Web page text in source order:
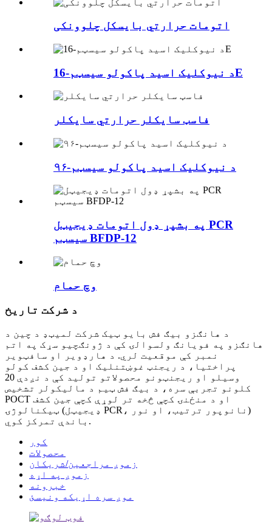
اتومات حرارتي بایسکل چلوونکی
د نیوکلیک اسید پاکولو سیسټم-16E
فاسټ سایکلر حرارتي سایکلر
د نیوکلیک اسید پاکولو سیسټم-۹۶
په بشپړ ډول اتومات ډیجیټل PCR
سیسټم BFDP-12
وچ حمام
د شرکت تاریخ
د هانګزو بیګ فش بایو ټیک شرکت لمیټډ د چین د
هانګزو په فویانګ ولسوالۍ کې د ژونګچیو سړک په اتم
نمبر کې موقعیت لري. د هارډویر او سافټویر
پراختیا، د ریجنټ غوښتنلیک او د جین کشف کولو
وسیلو او ریجنټونو محصولاتو تولید کې د نږدې 20
کلونو تجربې سره، د بیګ فش ټیم د مالیکولر تشخیص
POCT او د منځنۍ کچې څخه تر لوړې کچې جین کشف
ټیکنالوژۍ (ډیجیټل PCR، نانوپور ترتیب، او نور)
باندې تمرکز کوي.
کور
محصولات
زموږ مراجعین/شریکان
زموږ په اړه
خبرونه
موږ سره اړیکه ونیسئ